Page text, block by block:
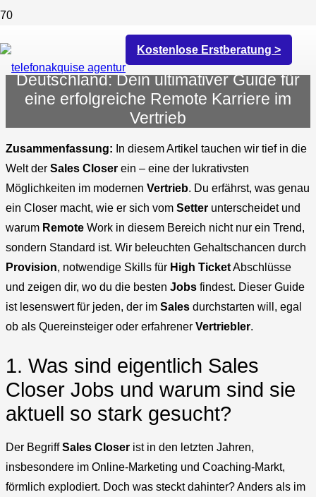
Kostenlose Erstberatung >
High Ticket Sales Closer Jobs in
Deutschland: Dein ultimativer Guide für
eine erfolgreiche Remote Karriere im
Vertrieb
Zusammenfassung: In diesem Artikel tauchen wir tief in die
Welt der Sales Closer ein – eine der lukrativsten
Möglichkeiten im modernen Vertrieb. Du erfährst, was genau
ein Closer macht, wie er sich vom Setter unterscheidet und
warum Remote Work in diesem Bereich nicht nur ein Trend,
sondern Standard ist. Wir beleuchten Gehaltschancen durch
Provision, notwendige Skills für High TicketAbschlüsse
und zeigen dir, wo du die besten Jobs findest. Dieser Guide
ist lesenswert für jeden, der im Sales durchstarten will, egal
ob als Quereinsteiger oder erfahrener Vertriebler.
1. Was sind eigentlich Sales
Closer Jobs und warum sind sie
aktuell so stark gesucht?
Der BegriffSales Closer ist in den letzten Jahren,
insbesondere im Online-Marketing und Coaching-Markt,
förmlich explodiert. Doch was steckt dahinter? Anders als im